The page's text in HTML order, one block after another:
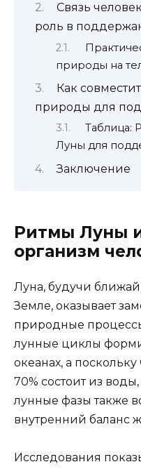
Связь
роль в
природы на
Как
природы для
Таблица:
Луны для
Заключение
Ритмы Луны
организм
Луна, будучи
Земле, оказывает
природные
лунные циклы
океанах, а
70% состоит из
лунные фазы также
внутренний баланс
Исследования